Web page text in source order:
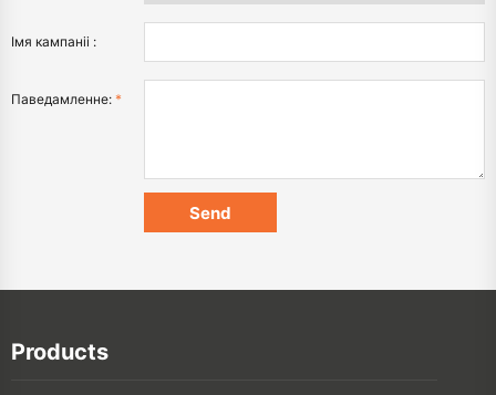
Імя кампаніі :
Паведамленне: *
Products